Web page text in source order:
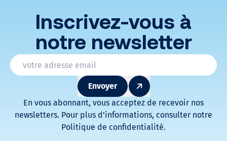
Inscrivez-vous à
notre newsletter
Email
Envoyer
* Champs obligatoires
En vous abonnant, vous acceptez de recevoir nos
newsletters. Pour plus d’informations, consulter notre
Politique de confidentialité.